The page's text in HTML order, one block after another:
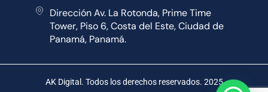
Dirección Av. La Rotonda, Prime Time
Tower, Piso 6, Costa del Este, Ciudad de
Panamá, Panamá.
AK Digital. Todos los derechos reservados. 2025